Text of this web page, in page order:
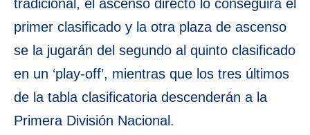
tradicional, el ascenso directo lo conseguirá el
primer clasificado y la otra plaza de ascenso
se la jugarán del segundo al quinto clasificado
en un ‘play-off’, mientras que los tres últimos
de la tabla clasificatoria descenderán a la
Primera División Nacional.